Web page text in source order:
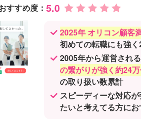
すすめ度： 5.0
2025年 オリコン顧客
初めての転職にも強
2005年から運営され
の繋がりが強く約24
の取り扱い数累計
スピーディーな対応
たいと考えてる方に